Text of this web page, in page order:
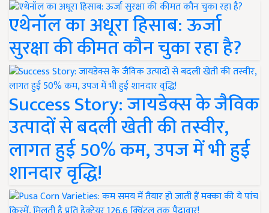
एथेनॉल का अधूरा हिसाब: ऊर्जा
सुरक्षा की कीमत कौन चुका रहा है?
Success Story: जायडेक्स के जैविक
उत्पादों से बदली खेती की तस्वीर,
लागत हुई 50% कम, उपज में भी हुई
शानदार वृद्धि!